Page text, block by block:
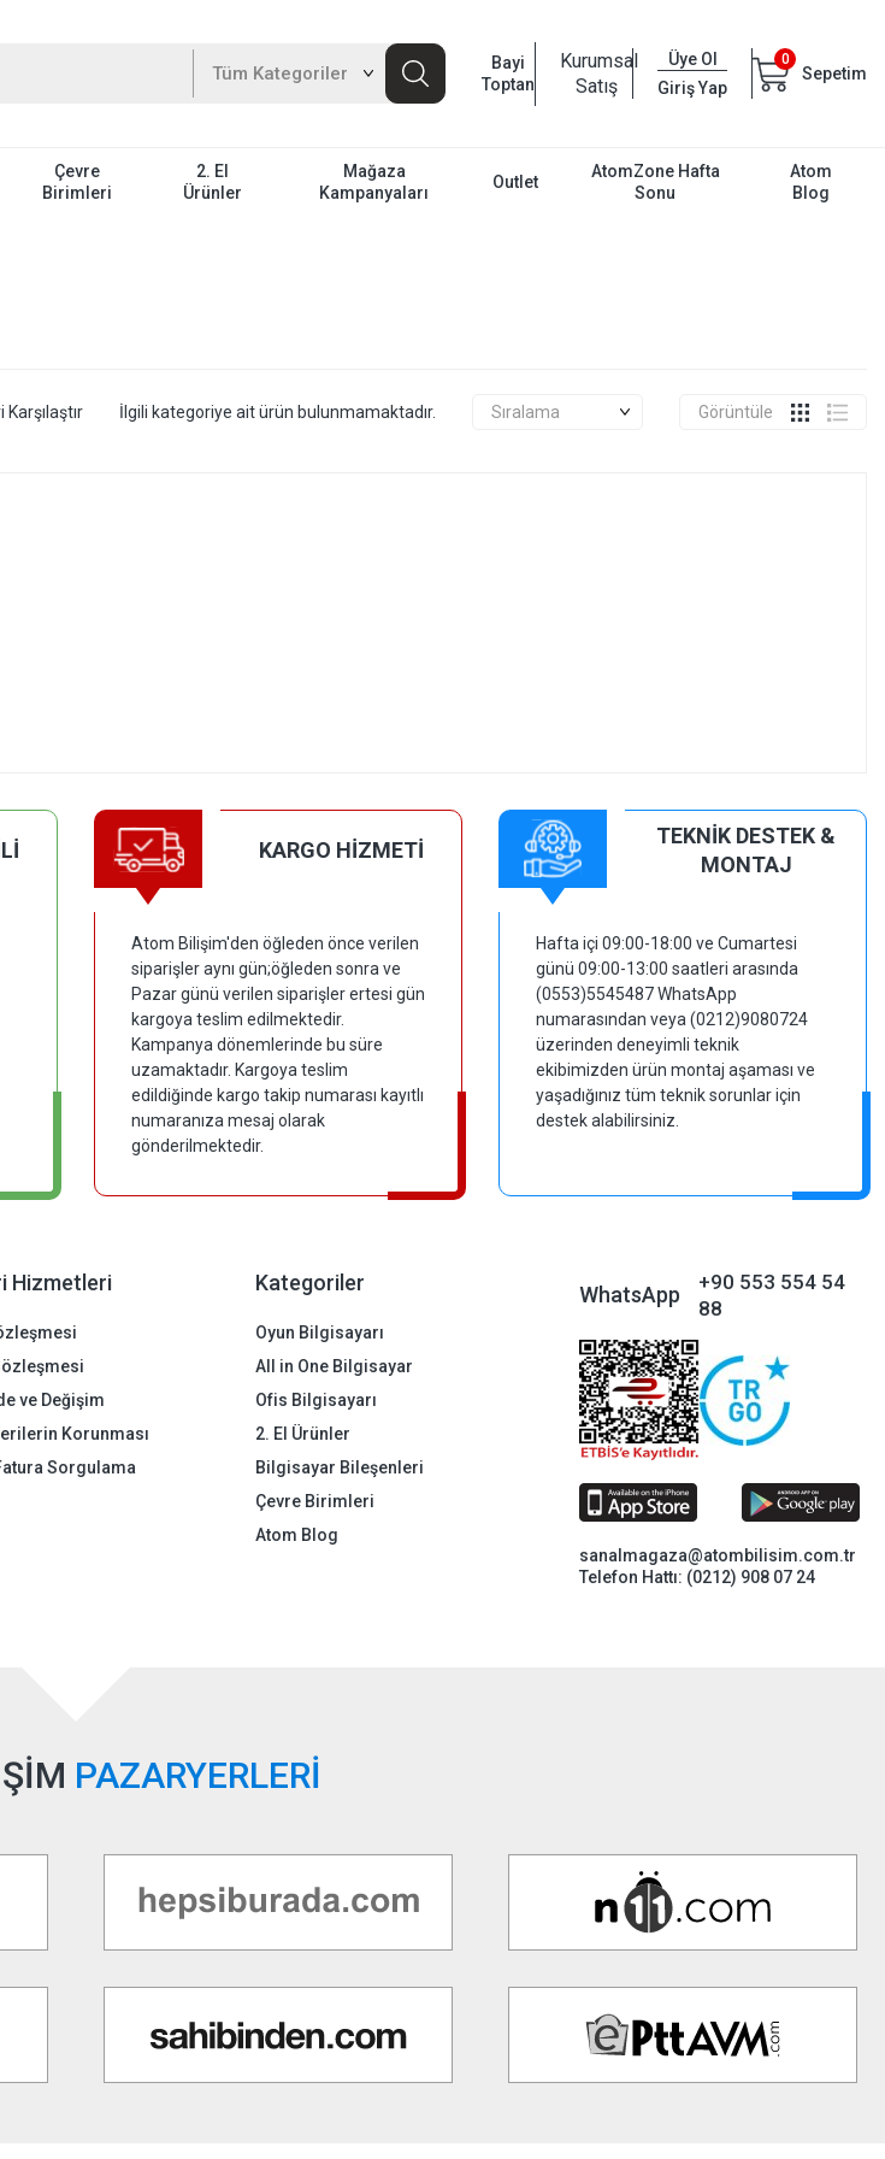
Bayi
Toptan
Kurumsal
Satış
Üye Ol
Giriş Yap
0
Sepetim
Çevre
Birimleri
2. El
Ürünler
Mağaza
Kampanyaları
Outlet
AtomZone Hafta
Sonu
Atom
Blog
İlgili kategoriye ait ürün bulunmamaktadır. Görüntüle
KARGO HİZMETİ
Atom Bilişim'den öğleden önce verilen
siparişler aynı gün;öğleden sonra ve
Pazar günü verilen siparişler ertesi gün
kargoya teslim edilmektedir.
Kampanya dönemlerinde bu süre
uzamaktadır. Kargoya teslim
edildiğinde kargo takip numarası kayıtlı
numaranıza mesaj olarak
gönderilmektedir.
TEKNİK DESTEK &
MONTAJ
Hafta içi 09:00-18:00 ve Cumartesi
günü 09:00-13:00 saatleri arasında
(0553)5545487 WhatsApp
numarasından veya (0212)9080724
üzerinden deneyimli teknik
ekibimizden ürün montaj aşaması ve
yaşadığınız tüm teknik sorunlar için
destek alabilirsiniz.
Hizmetleri
ve Değişim
Korunması
Sorgulama
Kategoriler
Oyun Bilgisayarı
All in One Bilgisayar
Ofis Bilgisayarı
2. El Ürünler
Bilgisayar Bileşenleri
Çevre Birimleri
Atom Blog
WhatsApp
+90 553 554 54
88
sanalmagaza@atombilisim.com.tr
Telefon Hattı: (0212) 908 07 24
PAZARYERLERİ